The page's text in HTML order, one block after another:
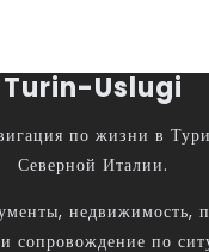
Turin-Uslugi
по жизни в
Северной Италии.
недвижимость,
сопровождение по